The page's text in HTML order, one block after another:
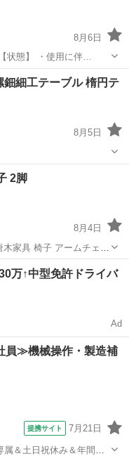
8月6日
細工 お重 【状態】 ・使用に伴…
リユース
細工テーブル 楕円テ
8月5日
2脚
8月4日
木家具 椅子 アームチェア
アンティーク
万↑中型免許ドライバ
Ad
員≫機械操作・製造補
提携サイト 7月21日
＆土日祝休み＆年間休